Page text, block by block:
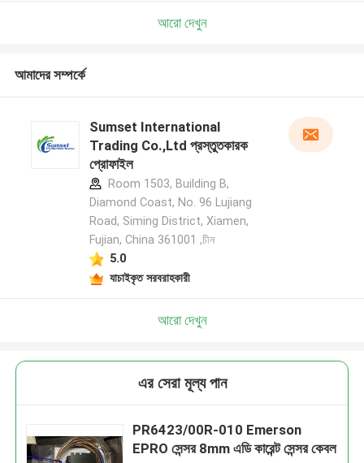
আরো দেখুন
আমাদের সম্পর্কে
Sumset International
Trading Co.,Ltd প্রস্তুতকারক
প্রোফাইল
Room 1503, Building B,
Diamond Coast, No. 96 Lujiang
Road, Siming District, Xiamen,
Fujian, China 361001 ,চীন
5.0
যাচাইকৃত সরবরাহকারী
আরো দেখুন
এর সেরা মূল্য পান
PR6423/00R-010 Emerson
EPRO সেন্সর 8mm এডি কারেন্ট সেন্সর কেবল